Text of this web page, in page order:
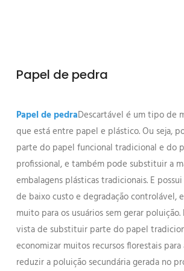
Papel de pedra
Papel de pedraDescartável é um tipo de
que está entre papel e plástico. Ou seja,
parte do papel funcional tradicional e do
profissional, e também pode substituir a
embalagens plásticas tradicionais. E
de baixo custo e degradação controlável,
muito para os usuários sem gerar
vista de substituir parte do papel
economizar muitos recursos florestais
reduzir a poluição secundária gerada no